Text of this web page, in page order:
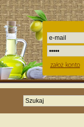
założ konto